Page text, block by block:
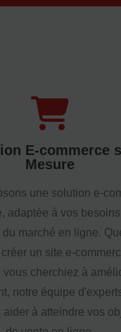
E-commerce
Mesure
une solution e-
adaptée à vos
marché en ligne.
un site e-
vous cherchiez à
notre équipe
aider à atteindre vos